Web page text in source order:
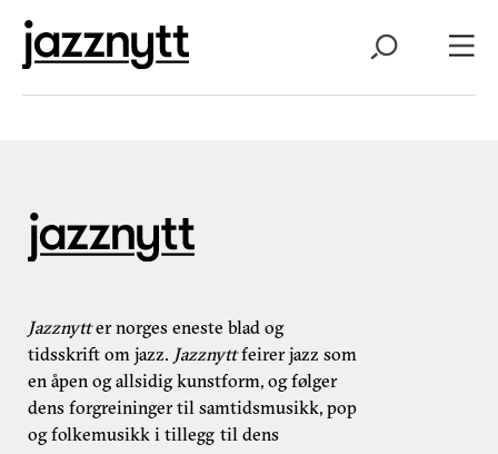
Jazznytter norges eneste blad og
tidsskrift om jazz. Jazznyttfeirer jazz som
en åpen og allsidig kunstform, og følger
dens forgreininger til samtidsmusikk, pop
og folkemusikk i tillegg til dens